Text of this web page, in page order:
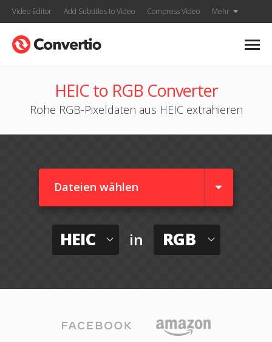
Video Editor Add Subtitles to Video Compress Video Mehr
HEIC to RGB Converter
Rohe RGB-Pixeldaten aus HEIC extrahieren
Dateien wählen
HEIC in RGB